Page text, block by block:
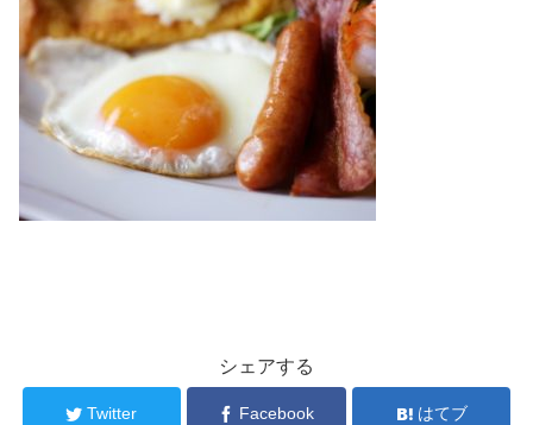
シェアする
Twitter Facebook はてブ